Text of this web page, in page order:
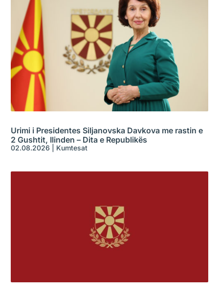
Urimi i Presidentes Siljanovska Davkova me rastin e
2 Gushtit, Ilinden – Dita e Republikës
02.08.2026 Kumtesat